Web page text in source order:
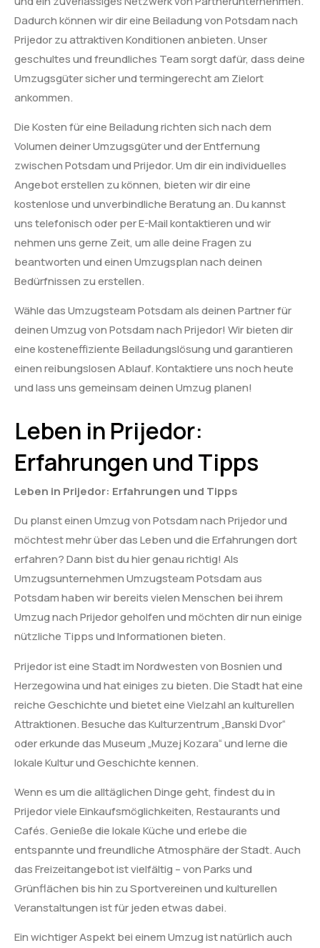
Dadurch können wir dir eine Beiladung von Potsdam nach
Prijedor zu attraktiven Konditionen anbieten. Unser
geschultes und freundliches Team sorgt dafür, dass deine
Umzugsgüter sicher und termingerecht am Zielort
ankommen.
Die Kosten für eine Beiladung richten sich nach dem
Volumen deiner Umzugsgüter und der Entfernung
zwischen Potsdam und Prijedor. Um dir ein individuelles
Angebot erstellen zu können, bieten wir dir eine
kostenlose und unverbindliche Beratung an. Du kannst
uns telefonisch oder per E-Mail kontaktieren und wir
nehmen uns gerne Zeit, um alle deine Fragen zu
beantworten und einen Umzugsplan nach deinen
Bedürfnissen zu erstellen.
Wähle das Umzugsteam Potsdam als deinen Partner für
deinen Umzug von Potsdam nach Prijedor! Wir bieten dir
eine kosteneffiziente Beiladungslösung und garantieren
einen reibungslosen Ablauf. Kontaktiere uns noch heute
und lass uns gemeinsam deinen Umzug planen!
Leben in Prijedor:
Erfahrungen und Tipps
Leben in Prijedor: Erfahrungen und Tipps
Du planst einen Umzug von Potsdam nach Prijedor und
möchtest mehr über das Leben und die Erfahrungen dort
erfahren? Dann bist du hier genau richtig! Als
Umzugsunternehmen Umzugsteam Potsdam aus
Potsdam haben wir bereits vielen Menschen bei ihrem
Umzug nach Prijedor geholfen und möchten dir nun einige
nützliche Tipps und Informationen bieten.
Prijedor ist eine Stadt im Nordwesten von Bosnien und
Herzegowina und hat einiges zu bieten. Die Stadt hat eine
reiche Geschichte und bietet eine Vielzahl an kulturellen
Attraktionen. Besuche das Kulturzentrum „Banski Dvor“
oder erkunde das Museum „Muzej Kozara“ und lerne die
lokale Kultur und Geschichte kennen.
Wenn es um die alltäglichen Dinge geht, findest du in
Prijedor viele Einkaufsmöglichkeiten, Restaurants und
Cafés. Genieße die lokale Küche und erlebe die
entspannte und freundliche Atmosphäre der Stadt. Auch
das Freizeitangebot ist vielfältig – von Parks und
Grünflächen bis hin zu Sportvereinen und kulturellen
Veranstaltungen ist für jeden etwas dabei.
Ein wichtiger Aspekt bei einem Umzug ist natürlich auch